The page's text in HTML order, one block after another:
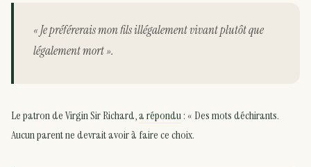
« Je préférerais mon fils illégalement vivant plutôt que
légalement mort ».
Le patron de Virgin Sir Richard,a répondu: « Des mots déchirants.
Aucun parent ne devrait avoir à faire ce choix.